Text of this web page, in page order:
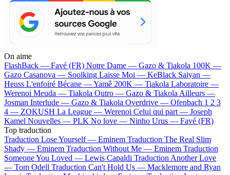
On aime
FlashBack — Favé (FR) Notre Dame — Gazo & Tiakola 100K —
Gazo Casanova — Soolking Laisse Moi — KeBlack Saiyan —
Heuss L'enfoiré Bécane —Yamê 200K — Tiakola Laboratoire —
Werenoi Meuda — Tiakola Outro — Gazo & Tiakola Ailleurs —
Josman Interlude — Gazo & Tiakola Overdrive — Ofenbach 1 2 3
4 — ZOKUSH La League — Werenoi Celui qui part — Joseph
Kamel Nouvelles — PLK No love — Ninho Urus — Favé (FR)
Top traduction
Traduction Lose Yourself — Eminem Traduction The Real Slim
Shady — Eminem Traduction Without Me — Eminem Traduction
Someone You Loved — Lewis Capaldi Traduction Another Love
— Tom Odell Traduction Can't Hold Us — Macklemore and Ryan